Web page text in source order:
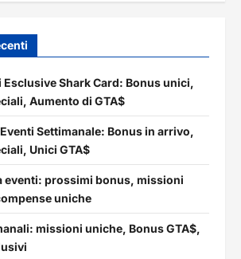
Shark Card: Bonus unici,
Aumento di GTA$
Settimanale: Bonus in arrivo,
Unici GTA$
eventi: prossimi bonus, missioni
uniche
missioni uniche, Bonus GTA$,